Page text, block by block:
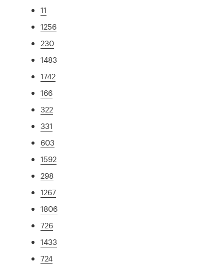
11
1256
230
1483
1742
166
322
331
603
1592
298
1267
1806
726
1433
724